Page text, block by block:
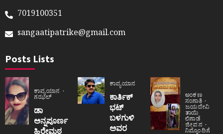
7019100351
sangaatipatrike@gmail.com
Posts Lists
ಕಾವ್ಯಯಾನ
ಗಝಲ್
ಡಾ
ಅನ್ನಪೂರ್ಣ
ಹಿರೇಮಠ
ಕಾವ್ಯಯಾನ
ಕಾರ್ತಿಕ್
ಭಟ್
ಬಳಗುಳಿ
ಅವರ
ಅಂಕಣ
ಸಂಗಾತಿ
ಜಯದೇವಿ
ತಾಯಿ
ಲಿಗಾಡೆ
ಜೀವನ
ನಿಮ್ಮೊಂದಿಗೆ